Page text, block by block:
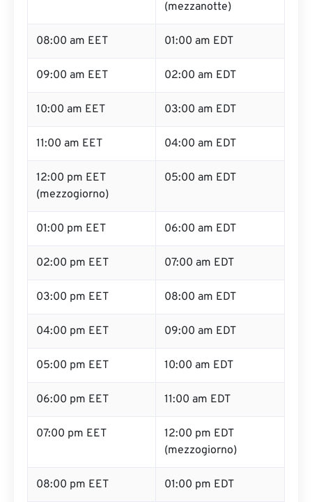
(mezzanotte)
08:00 am EET 01:00 am EDT
09:00 am EET 02:00 am EDT
10:00 am EET 03:00 am EDT
11:00 am EET 04:00 am EDT
12:00 pm EET
(mezzogiorno)
05:00 am EDT
01:00 pm EET 06:00 am EDT
02:00 pm EET 07:00 am EDT
03:00 pm EET 08:00 am EDT
04:00 pm EET 09:00 am EDT
05:00 pm EET 10:00 am EDT
06:00 pm EET 11:00 am EDT
07:00 pm EET
12:00 pm EDT
(mezzogiorno)
08:00 pm EET 01:00 pm EDT